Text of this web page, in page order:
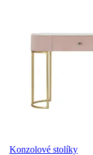
Konzolové stolíky